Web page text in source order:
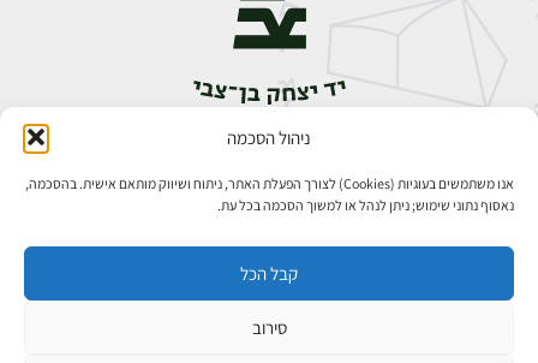
ניהול הסכמה
אנו משתמשים בעוגיות (Cookies) לצורך הפעלת האתר, ניתוח ושיווק מותאם אישית. בהסכמה,
נאסוף נתוני שימוש; ניתן לנהל או למשוך הסכמה בכל עת.
קבל הכל
סירוב
אבן גבירול 14, רחביה, ירושלים